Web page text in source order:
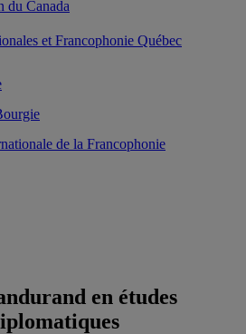
en études